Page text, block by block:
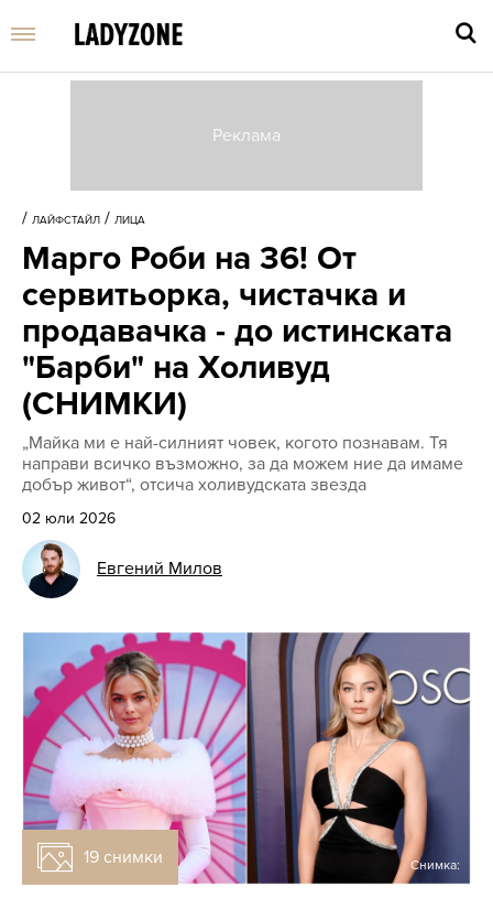
/ ЛАЙФСТАЙЛ / ЛИЦА
Марго Роби на 36! От
сервитьорка, чистачка и
продавачка - до истинската
"Барби" на Холивуд
(СНИМКИ)
„Майка ми е най-силният човек, когото познавам. Тя
направи всичко възможно, за да можем ние да имаме
добър живот“, отсича холивудската звезда
02 юли 2026
Евгений Милов
19 снимки Снимка: